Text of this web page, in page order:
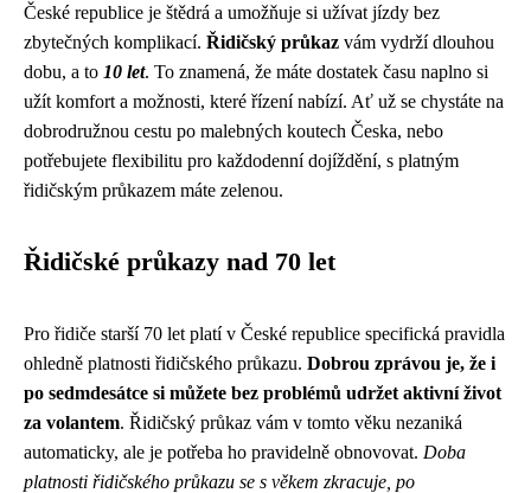
České republice je štědrá a umožňuje si užívat jízdy bez
zbytečných komplikací. Řidičský průkaz vám vydrží dlouhou
dobu, a to 10 let. To znamená, že máte dostatek času naplno si
užít komfort a možnosti, které řízení nabízí. Ať už se chystáte na
dobrodružnou cestu po malebných koutech Česka, nebo
potřebujete flexibilitu pro každodenní dojíždění, s platným
řidičským průkazem máte zelenou.
Řidičské průkazy nad 70 let
Pro řidiče starší 70 let platí v České republice specifická pravidla
ohledně platnosti řidičského průkazu. Dobrou zprávou je, že i
po sedmdesátce si můžete bez problémů udržet aktivní život
za volantem. Řidičský průkaz vám v tomto věku nezaniká
automaticky, ale je potřeba ho pravidelně obnovovat. Doba
platnosti řidičského průkazu se s věkem zkracuje, po